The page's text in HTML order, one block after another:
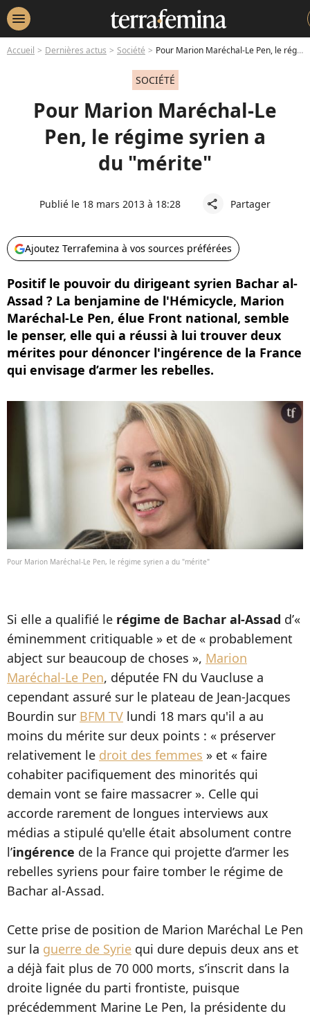
menu
Accueil Dernières actus Société Pour Marion Maréchal-Le Pen, le régime syrien a du "mérite"
SOCIÉTÉ
Pour Marion Maréchal-Le
Pen, le régime syrien a
du "mérite"
Publié le 18 mars 2013 à 18:28 share Partager
Ajoutez Terrafemina à vos sources préférées
Positif le pouvoir du dirigeant syrien Bachar al-
Assad ? La benjamine de l'Hémicycle, Marion
Maréchal-Le Pen, élue Front national, semble
le penser, elle qui a réussi à lui trouver deux
mérites pour dénoncer l'ingérence de la France
qui envisage d’armer les rebelles.
Pour Marion Maréchal-Le Pen, le régime syrien a du "mérite"
Si elle a qualifié le régime de Bachar al-Assad d’«
éminemment critiquable » et de « probablement
abject sur beaucoup de choses », Marion
Maréchal-Le Pen, députée FN du Vaucluse a
cependant assuré sur le plateau de Jean-Jacques
Bourdin sur BFM TV lundi 18 mars qu'il a au
moins du mérite sur deux points : « préserver
relativement le droit des femmes » et « faire
cohabiter pacifiquement des minorités qui
demain vont se faire massacrer ». Celle qui
accorde rarement de longues interviews aux
médias a stipulé qu'elle était absolument contre
l’ingérence de la France qui projette d’armer les
rebelles syriens pour faire tomber le régime de
Bachar al-Assad.
Cette prise de position de Marion Maréchal Le Pen
sur la guerre de Syrie qui dure depuis deux ans et
a déjà fait plus de 70 000 morts, s’inscrit dans la
droite lignée du parti frontiste, puisque
précédemment Marine Le Pen, la présidente du